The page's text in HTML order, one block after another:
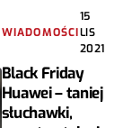
WIADOMOŚCI
15
LIS
2021
Black Friday
Huawei – taniej
słuchawki,